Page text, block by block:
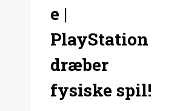
e |
PlayStation
dræber
fysiske spil!